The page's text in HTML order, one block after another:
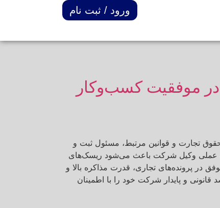
ورود / ثبت نام
موفقیت کسب‌وکار
تجارت و قوانین مرتبط، مسئول ثبت و
عملی وکیل شرکت باعث می‌شود ریسک‌های
در پرونده‌های تجاری، قدرت مذاکره بالا و
و پایدار شرکت خود را با اطمینان